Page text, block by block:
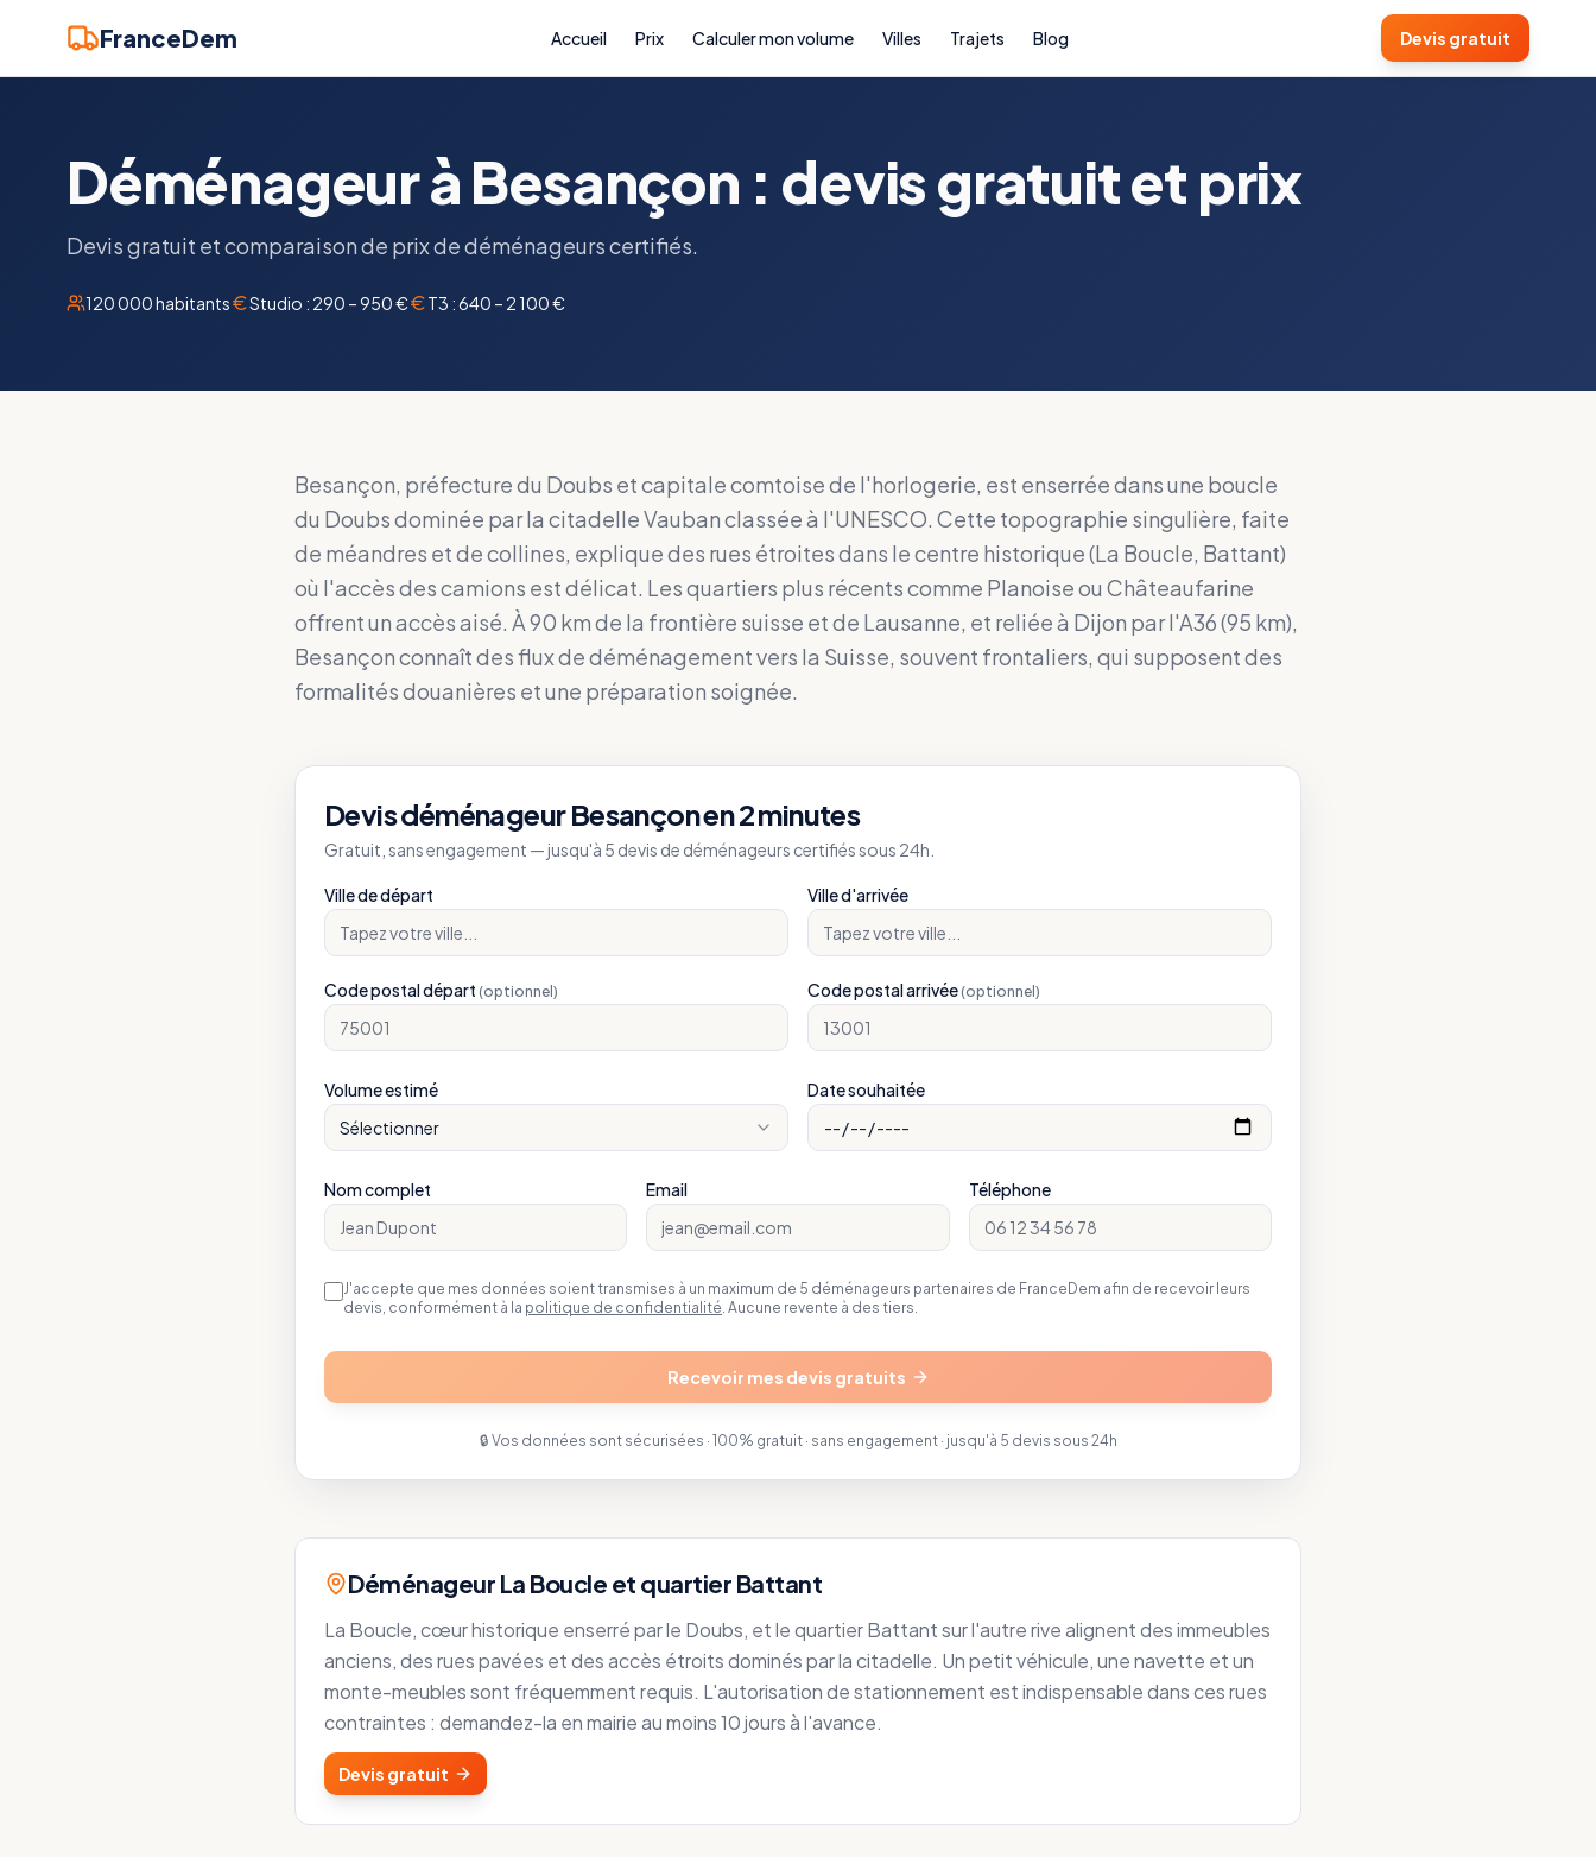
FranceDem Accueil Prix Calculer mon volume Villes Trajets Blog Devis gratuit
Déménageur à Besançon : devis gratuit et prix
Devis gratuit et comparaison de prix de déménageurs certifiés.
120 000habitants Studio : 290 – 950 € T3 :640 – 2 100 €
Besançon, préfecture du Doubs et capitale comtoise de l'horlogerie, est enserrée dans une boucle
du Doubs dominée par la citadelle Vauban classée à l'UNESCO. Cette topographie singulière, faite
de méandres et de collines, explique des rues étroites dans le centre historique (La Boucle, Battant)
où l'accès des camions est délicat. Les quartiers plus récents comme Planoise ou Châteaufarine
offrent un accès aisé. À 90 km de la frontière suisse et de Lausanne, et reliée à Dijon par l'A36 (95 km),
Besançon connaît des flux de déménagement vers la Suisse, souvent frontaliers, qui supposent des
formalités douanières et une préparation soignée.
Devis déménageurBesançonen 2 minutes
Gratuit, sans engagement — jusqu'à 5 devis de déménageurs certifiés sous 24h.
Ville de départ Ville d'arrivée
Code postal départ (optionnel) Code postal arrivée (optionnel)
Volume estimé
Sélectionner
Date souhaitée
Nom complet Email Téléphone
J'accepte que mes données soient transmises à un maximum de 5 déménageurs partenaires de FranceDem afin de recevoir leurs
devis, conformément à la politique de confidentialité. Aucune revente à des tiers.
Recevoir mes devis gratuits
🔒 Vos données sont sécurisées · 100% gratuit · sans engagement · jusqu'à 5 devis sous 24h
Déménageur La Boucle et quartier Battant
La Boucle, cœur historique enserré par le Doubs, et le quartier Battant sur l'autre rive alignent des immeubles
anciens, des rues pavées et des accès étroits dominés par la citadelle. Un petit véhicule, une navette et un
monte-meubles sont fréquemment requis. L'autorisation de stationnement est indispensable dans ces rues
contraintes : demandez-la en mairie au moins 10 jours à l'avance.
Devis gratuit